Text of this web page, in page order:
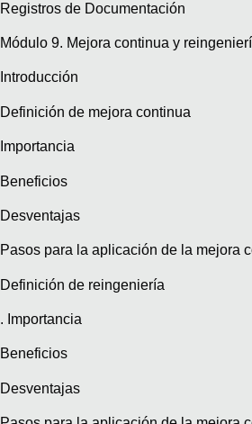
Registros de Documentación
Módulo 9. Mejora continua y
Introducción
Definición de mejora continua
Importancia
Beneficios
Desventajas
Pasos para la aplicación de la mejora
Definición de reingeniería
. Importancia
Beneficios
Desventajas